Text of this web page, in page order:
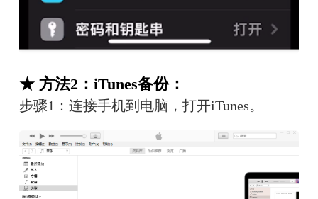
★ 方法2：iTunes备份：
步骤1：连接手机到电脑，打开iTunes。